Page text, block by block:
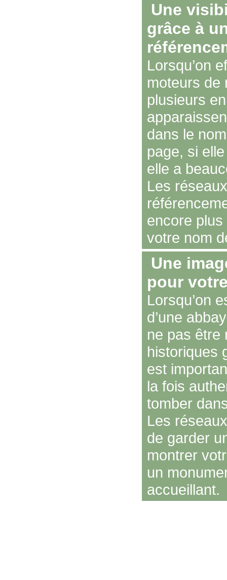
Une
grâce à
Lorsqu’on
moteurs de
plusieurs
dans le
page, si
elle a
Les
encore
votre nom
Une
pour
Lorsqu’on
d’une
ne pas être
historiques
est
la fois
tomber
Les
de garder
montrer
un
accueillant.